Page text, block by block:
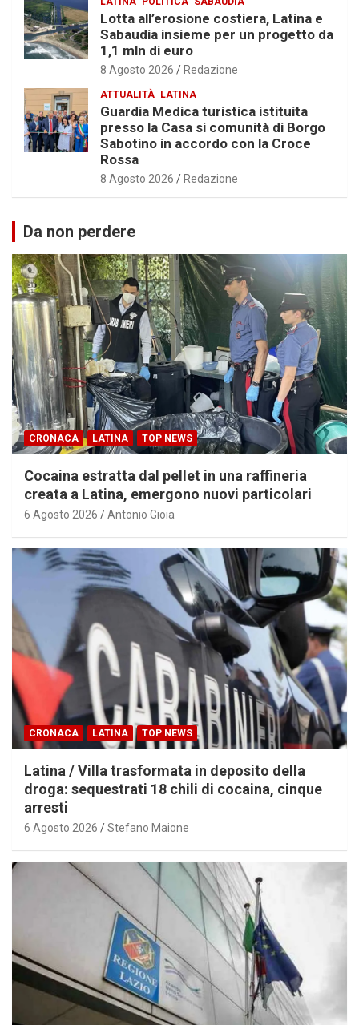
Lotta all’erosione costiera, Latina e
Sabaudia insieme per un progetto da
1,1 mln di euro
8 Agosto 2026 Redazione
ATTUALITÀ LATINA
Guardia Medica turistica istituita
presso la Casa si comunità di Borgo
Sabotino in accordo con la Croce
Rossa
8 Agosto 2026 Redazione
Da non perdere
CRONACA LATINA TOP NEWS
Cocaina estratta dal pellet in una raffineria
creata a Latina, emergono nuovi particolari
6 Agosto 2026 Antonio Gioia
CRONACA LATINA TOP NEWS
Latina / Villa trasformata in deposito della
droga: sequestrati 18 chili di cocaina, cinque
arresti
6 Agosto 2026 Stefano Maione